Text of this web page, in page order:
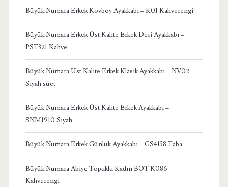
Büyük Numara Erkek Kovboy Ayakkabı – K01 Kahverengi
Büyük Numara Erkek Üst Kalite Erkek Deri Ayakkabı –
PST321 Kahve
Büyük Numara Üst Kalite Erkek Klasik Ayakkabı – NV02
Siyah süet
Büyük Numara Erkek Üst Kalite Erkek Ayakkabı –
SNM1910 Siyah
Büyük Numara Erkek Günlük Ayakkabı – GS4138 Taba
Büyük Numara Abiye Topuklu Kadın BOT K086
Kahverengi